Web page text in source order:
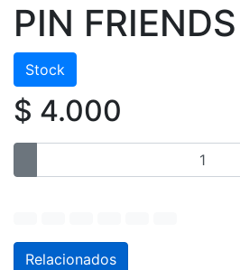
PIN
Stock
$ 4.000
Relacionados